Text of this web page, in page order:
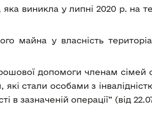
яка виникла у липні 2020 р. на
майна у власність
допомоги членам сімей
стали особами з
в зазначеній операції” (від